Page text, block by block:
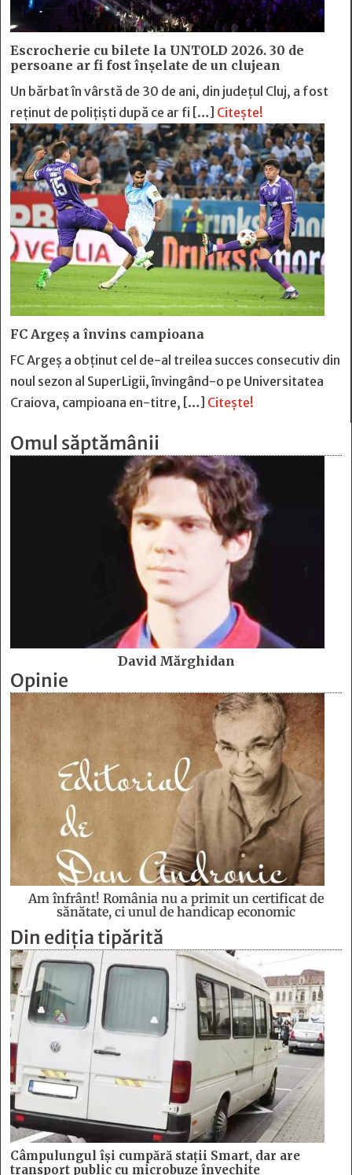
Escrocherie cu bilete la UNTOLD 2026. 30 de
persoane ar fi fost înșelate de un clujean
Un bărbat în vârstă de 30 de ani, din județul Cluj, a fost
reținut de polițiști după ce ar fi […] Citește!
FC Argeş a învins campioana
FC Argeş a obţinut cel de-al treilea succes consecutiv din
noul sezon al SuperLigii, învingând-o pe Universitatea
Craiova, campioana en-titre, […] Citește!
Omul săptămânii
David Mărghidan
Opinie
Am înfrânt! România nu a primit un certificat de
sănătate, ci unul de handicap economic
Din ediția tipărită
Câmpulungul îşi cumpără staţii Smart, dar are
transport public cu microbuze învechite